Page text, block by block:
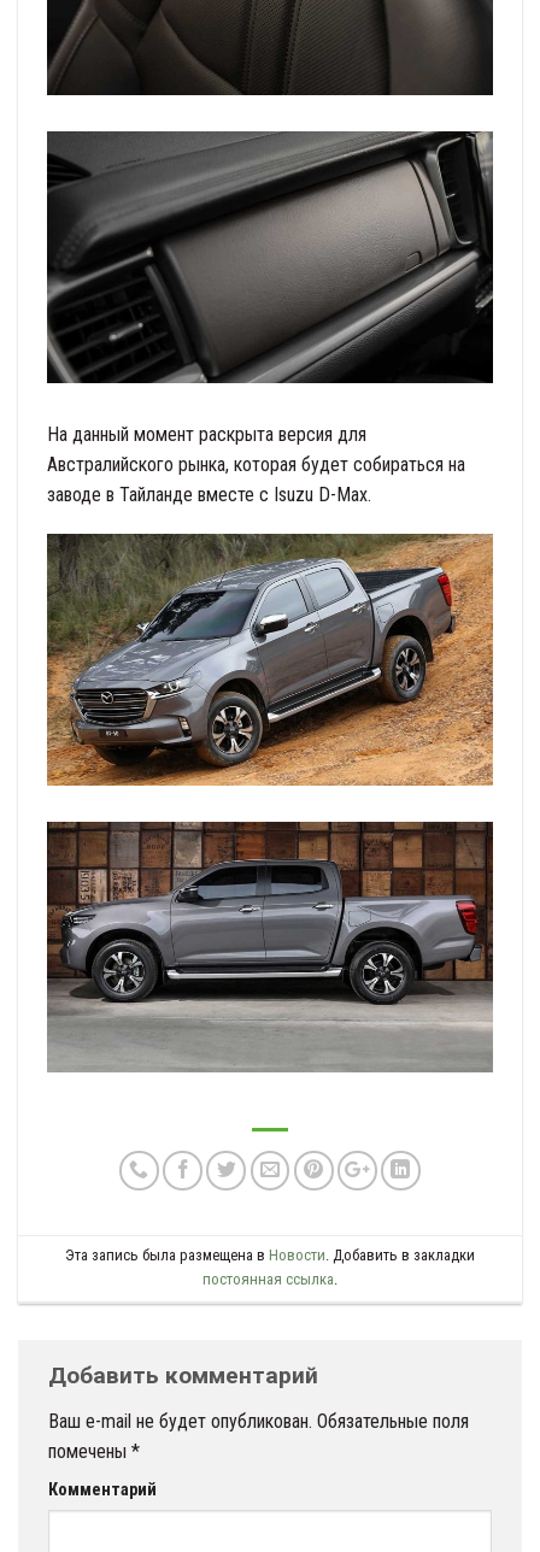
На данный момент раскрыта версия для
Австралийского рынка, которая будет собираться на
заводе в Тайланде вместе с Isuzu D-Max.
Эта запись была размещена в Новости. Добавить в закладки
постоянная ссылка.
Добавить комментарий
Ваш e-mail не будет опубликован. Обязательные поля
помечены *
Комментарий